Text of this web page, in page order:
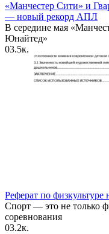
«Манчестер Сити» и
— новый рекорд АПЛ
В середине мая
Юнайтед»
03.5к.
Реферат по физкультуре
Спорт — это не только
соревнования
03.2к.